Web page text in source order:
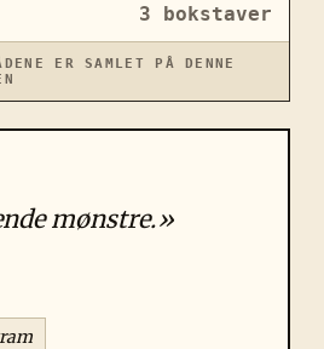
3 bokstaver
ER SAMLET PÅ DENNE
mønstre.»